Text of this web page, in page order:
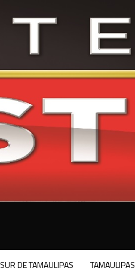
SUR DE TAMAULIPAS TAMAULIPAS